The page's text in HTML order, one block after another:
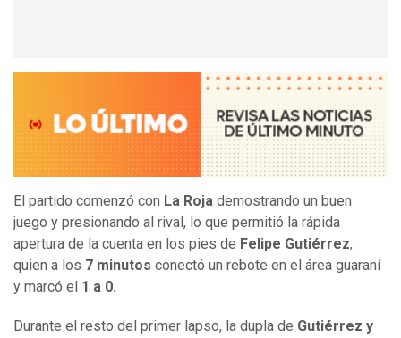
El partido comenzó con La Roja demostrando un buen
juego y presionando al rival, lo que permitió la rápida
apertura de la cuenta en los pies de Felipe Gutiérrez,
quien a los 7 minutos conectó un rebote en el área guaraní
y marcó el 1 a 0.
Durante el resto del primer lapso, la dupla de Gutiérrez y